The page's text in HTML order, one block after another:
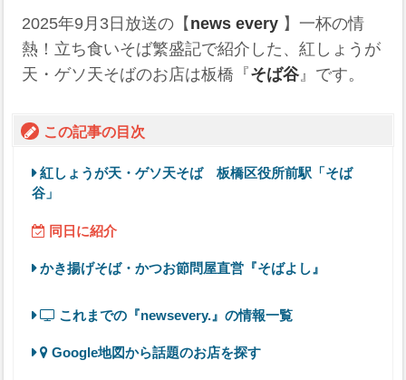
2025年9月3日 放送の【 news every 】一杯の情
熱！立ち食いそば繁盛記で紹介した、紅しょうが
天・ゲソ天そばのお店は板橋『そば谷』です。
この記事の目次
紅しょうが天・ゲソ天そば 板橋区役所前駅「そば
谷」
同日に紹介
かき揚げそば・かつお節問屋直営『そばよし』
これまでの『newsevery.』の情報一覧
Google地図から話題のお店を探す